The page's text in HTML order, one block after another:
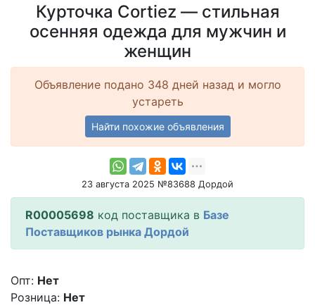
Курточка Cortiez — стильная
осенняя одежда для мужчин и
женщин
Объявление подано 348 дней назад и могло
устареть
Найти похожие объявления
23 августа 2025 №83688 Дордой
R00005698 код поставщика в Базе
Поставщиков рынка Дордой
Опт: Нет
Розница: Нет